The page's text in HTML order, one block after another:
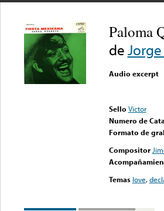
Paloma
de
Audio excerpt
Sello Victor
Numero de
Formato de
Compositor
Temas love,